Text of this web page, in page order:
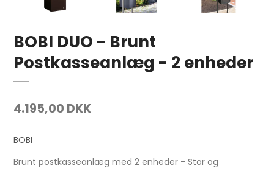
BOBI DUO - Brunt
Postkasseanlæg - 2 enheder
4.195,00 DKK
BOBI
Brunt postkasseanlæg med 2 enheder - Stor og